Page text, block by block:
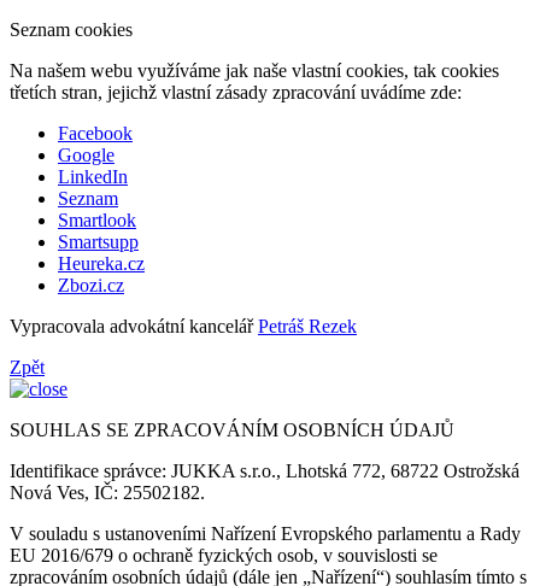
Seznam cookies
Na našem webu využíváme jak naše vlastní cookies, tak cookies
třetích stran, jejichž vlastní zásady zpracování uvádíme zde:
Facebook
Google
LinkedIn
Seznam
Smartlook
Smartsupp
Heureka.cz
Zbozi.cz
Vypracovala advokátní kancelářPetráš Rezek
Zpět
SOUHLAS SE ZPRACOVÁNÍM OSOBNÍCH ÚDAJŮ
Identifikace správce: JUKKA s.r.o., Lhotská 772, 68722 Ostrožská
Nová Ves, IČ: 25502182.
V souladu s ustanoveními Nařízení Evropského parlamentu a Rady
EU 2016/679 o ochraně fyzických osob, v souvislosti se
zpracováním osobních údajů (dále jen „Nařízení“) souhlasím tímto s